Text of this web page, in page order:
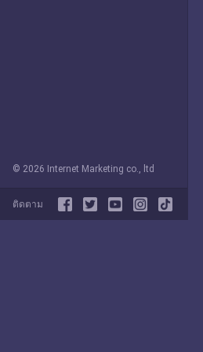
© 2026 Internet Marketing co., ltd
ติดตาม